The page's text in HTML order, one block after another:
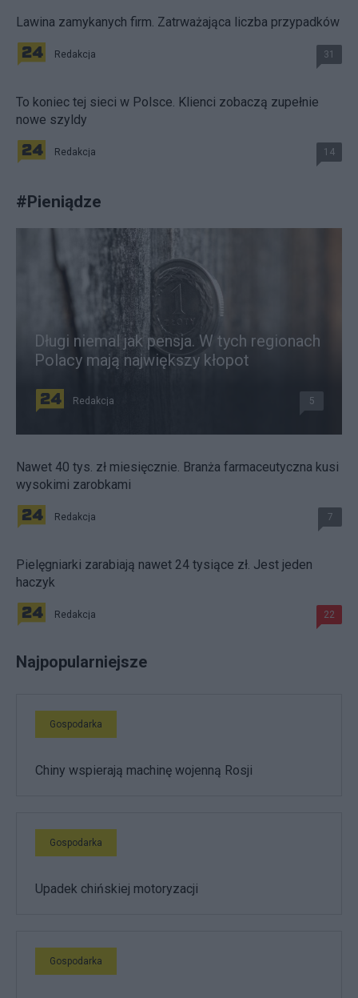
Lawina zamykanych firm. Zatrważająca liczba przypadków
Redakcja 31
To koniec tej sieci w Polsce. Klienci zobaczą zupełnie
nowe szyldy
Redakcja 14
#Pieniądze
Długi niemal jak pensja. W tych regionach
Polacy mają największy kłopot
Redakcja 5
Nawet 40 tys. zł miesięcznie. Branża farmaceutyczna kusi
wysokimi zarobkami
Redakcja 7
Pielęgniarki zarabiają nawet 24 tysiące zł. Jest jeden
haczyk
Redakcja 22
Najpopularniejsze
Gospodarka
Chiny wspierają machinę wojenną Rosji
Gospodarka
Upadek chińskiej motoryzacji
Gospodarka